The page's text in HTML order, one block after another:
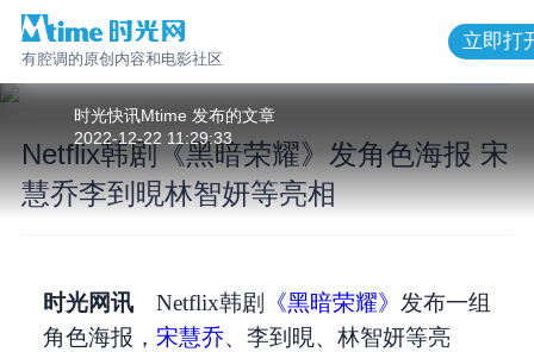
有腔调的原创内容和电影社区
立即打
时光快讯Mtime 发布的文章
2022-12-22 11:29:33
Netflix韩剧《黑暗荣耀》发角色海报 宋
Netflix韩剧《黑暗荣耀》发角色海报 宋
慧乔李到晛林智妍等亮相
时光网讯 Netflix韩剧 《黑暗荣耀》 发布一组
角色海报， 宋慧乔、李到晛、林智妍等亮